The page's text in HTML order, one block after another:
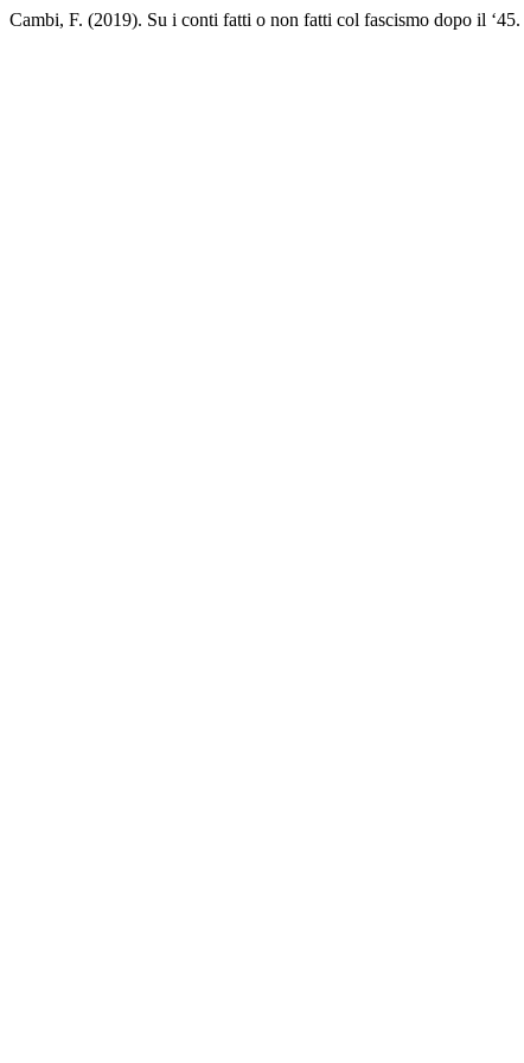
Cambi, F. (2019). Su i conti fatti o non fatti col fascismo dopo il ‘45.